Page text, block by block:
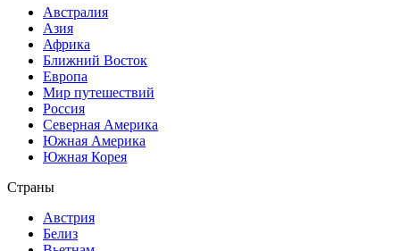
Австралия
Азия
Африка
Ближний Восток
Европа
Мир путешествий
Россия
Северная Америка
Южная Америка
Южная Корея
Страны
Австрия
Белиз